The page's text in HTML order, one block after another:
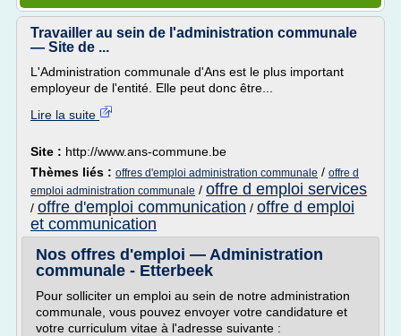
Travailler au sein de l'administration communale
— Site de ...
L'Administration communale d'Ans est le plus important
employeur de l'entité. Elle peut donc être...
Lire la suite
Site : http://www.ans-commune.be
Thèmes liés : offres d'emploi administration communale / offre d
emploi administration communale / offre d emploi services
/ offre d'emploi communication / offre d emploi
et communication
Nos offres d'emploi — Administration
communale - Etterbeek
Pour solliciter un emploi au sein de notre administration
communale, vous pouvez envoyer votre candidature et
votre curriculum vitae à l'adresse suivante :